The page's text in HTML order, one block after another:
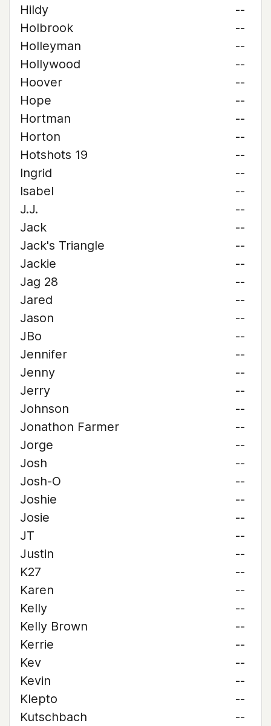
Hildy
--
Holbrook
--
Holleyman
--
Hollywood
--
Hoover
--
Hope
--
Hortman
--
Horton
--
Hotshots 19
--
Ingrid
--
Isabel
--
J.J.
--
Jack
--
Jack's Triangle
--
Jackie
--
Jag 28
--
Jared
--
Jason
--
JBo
--
Jennifer
--
Jenny
--
Jerry
--
Johnson
--
Jonathon Farmer
--
Jorge
--
Josh
--
Josh-O
--
Joshie
--
Josie
--
JT
--
Justin
--
K27
--
Karen
--
Kelly
--
Kelly Brown
--
Kerrie
--
Kev
--
Kevin
--
Klepto
--
Kutschbach
--